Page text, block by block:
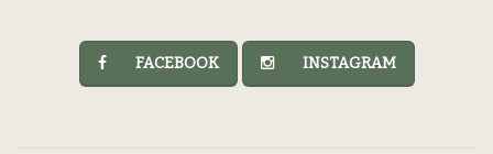
FACEBOOK INSTAGRAM